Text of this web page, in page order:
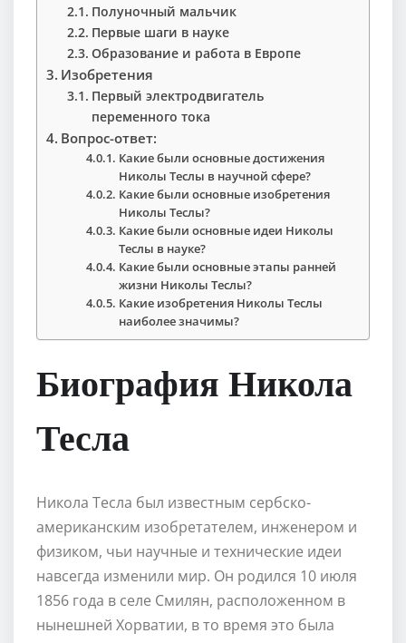
Полуночный мальчик
Первые шаги в науке
Образование и работа в Европе
Изобретения
Первый электродвигатель
переменного тока
Вопрос-ответ:
Какие были основные достижения
Николы Теслы в научной сфере?
Какие были основные изобретения
Николы Теслы?
Какие были основные идеи Николы
Теслы в науке?
Какие были основные этапы ранней
жизни Николы Теслы?
Какие изобретения Николы Теслы
наиболее значимы?
Биография Никола
Тесла
Никола Тесла был известным сербско-
американским изобретателем, инженером и
физиком, чьи научные и технические идеи
навсегда изменили мир. Он родился 10 июля
1856 года в селе Смилян, расположенном в
нынешней Хорватии, в то время это была